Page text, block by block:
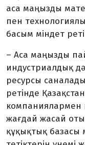
аса маңызды
пен
басым міндет
– Аса маңызды
индустриалдық
ресурсы
ретінде
компаниялармен
жағдай жасай
құқықтық базасы